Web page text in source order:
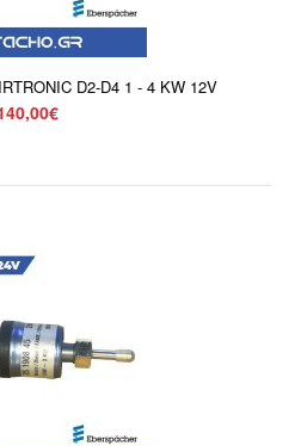
D2-D4 1 - 4 KW 12V